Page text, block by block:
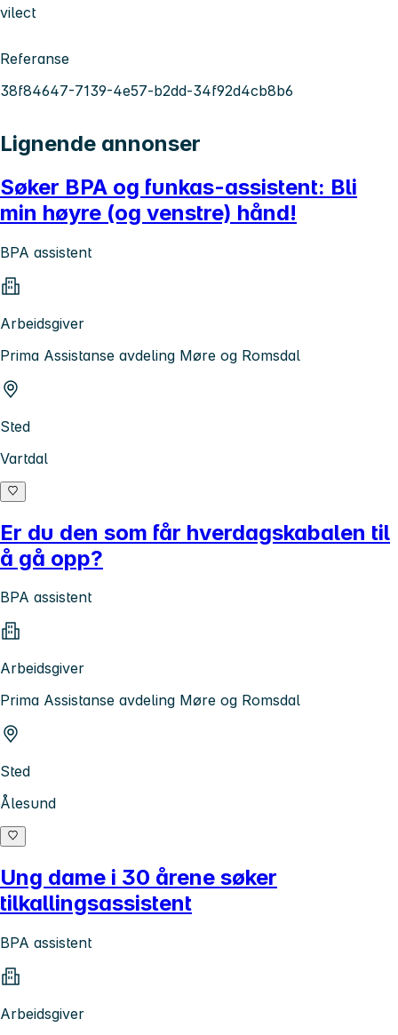
vilect
Referanse
38f84647-7139-4e57-b2dd-34f92d4cb8b6
Lignende annonser
Søker BPA og funkas-assistent: Bli
min høyre (og venstre) hånd!
BPA assistent
Arbeidsgiver
Prima Assistanse avdeling Møre og Romsdal
Sted
Vartdal
Er du den som får hverdagskabalen til
å gå opp?
BPA assistent
Arbeidsgiver
Prima Assistanse avdeling Møre og Romsdal
Sted
Ålesund
Ung dame i 30 årene søker
tilkallingsassistent
BPA assistent
Arbeidsgiver